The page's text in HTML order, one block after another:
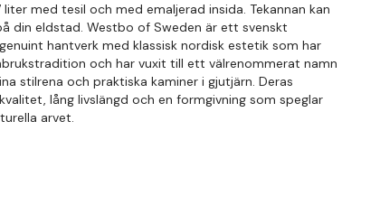
med tesil och med emaljerad insida. Tekannan kan
din eldstad. Westbo of Sweden är ett svenskt
hantverk med klassisk nordisk estetik som har
och har vuxit till ett välrenommerat namn
stilrena och praktiska kaminer i gjutjärn. Deras
lång livslängd och en formgivning som speglar
arvet.